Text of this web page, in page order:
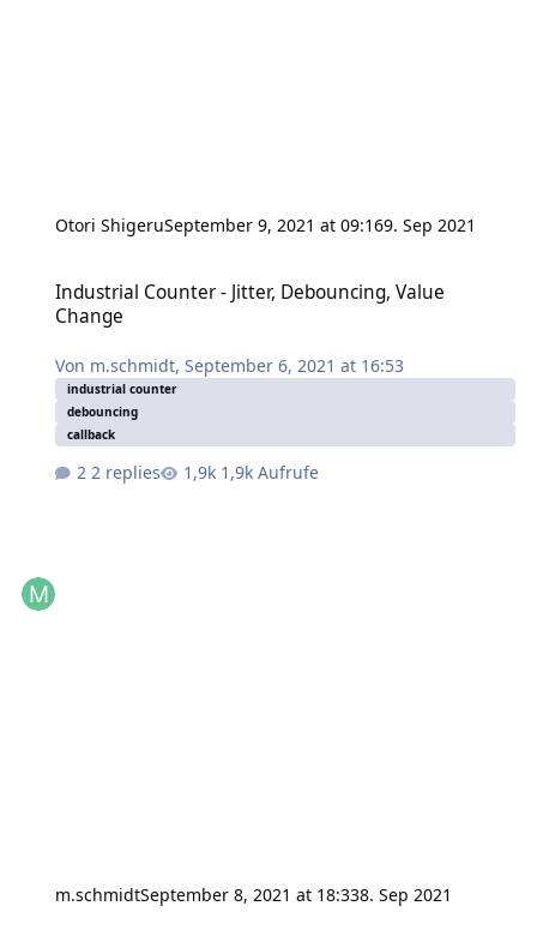
Otori ShigeruSeptember 9, 2021 at 09:169. Sep 2021
Industrial Counter - Jitter, Debouncing, Value
Change
Von m.schmidt,September 6, 2021 at 16:53
industrial counter
debouncing
callback
2 replies 1,9k Aufrufe
m.schmidtSeptember 8, 2021 at 18:338. Sep 2021